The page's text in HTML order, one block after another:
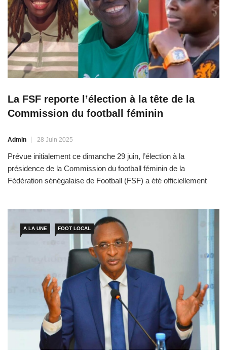
La FSF reporte l’élection à la tête de la
Commission du football féminin
Admin 28 Juin 2025
Prévue initialement ce dimanche 29 juin, l’élection à la
présidence de la Commission du football féminin de la
Fédération sénégalaise de Football (FSF) a été officiellement
un courrier officiel adressé aux parties concernées, la FSF […]
A LA UNE FOOT LOCAL